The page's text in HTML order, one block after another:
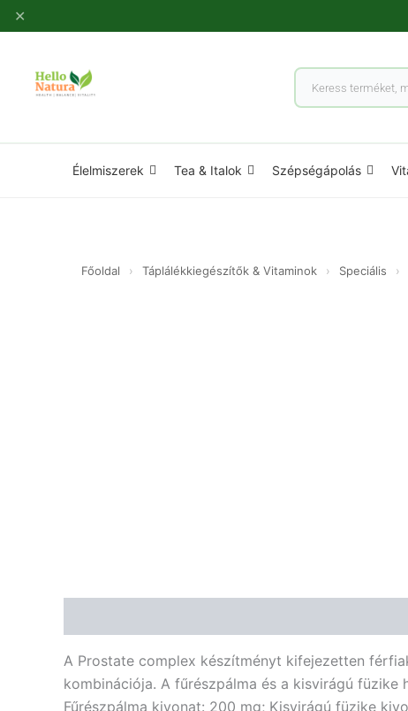
✕
Products
search
Ugrás
a
Élelmiszerek Tea & Italok Szépségápolás
Főoldal › Táplálékkiegészítők & Vitaminok › Speciális ›
A Prostate complex készítményt kifejezetten
kombinációja. A fűrészpálma és a kisvirágú
Fűrészpálma kivonat: 200 mg; Kisvirágú füzike